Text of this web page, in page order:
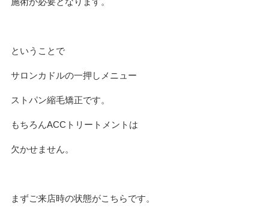
ということで
サロンカドルの一押しメニュー
ストパン縮毛矯正です。
もちろんACCトリートメントは
欠かせません。
まずご来店時の状態がこちらです。